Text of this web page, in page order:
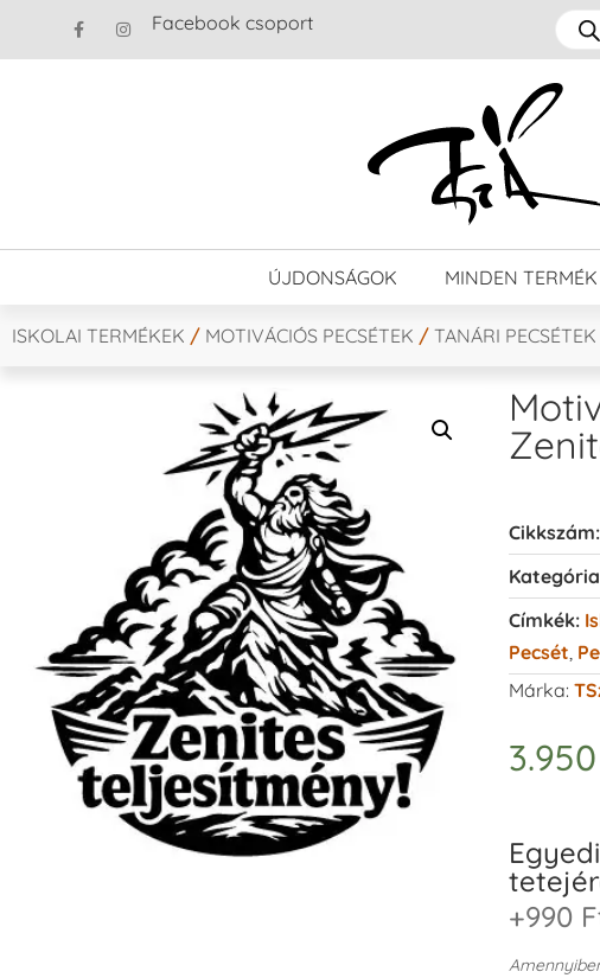
Facebook csoport
ÚJDONSÁGOK MINDEN TERMÉK
ISKOLAI TERMÉKEK / MOTIVÁCIÓS PECSÉTEK / TANÁRI PECSÉTEK
Cikkszám:
Címkék:
Pecsét
Márka:
3.950
+990